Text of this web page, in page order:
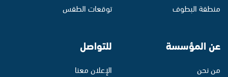
منطقة البطوف
توقعات الطقس
عن المؤسسة
من نحن
للتواصل
الإعلان معنا